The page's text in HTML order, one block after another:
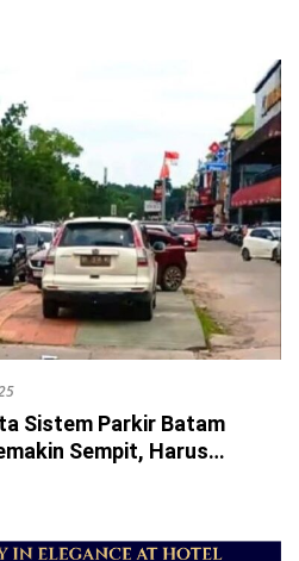
Sistem Parkir Batam
Sempit, Harus